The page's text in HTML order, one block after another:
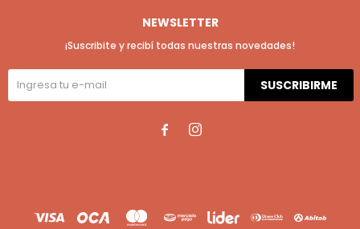
NEWSLETTER
¡Suscribite y recibí todas nuestras novedades!
SUSCRIBIRME
 